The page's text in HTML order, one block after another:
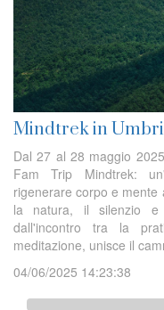
Mindtrek in
Dal 27 al 28 maggio
Fam Trip Mindtrek:
rigenerare corpo e mente
la natura, il silenzio e
dall'incontro tra la
meditazione, unisce il
04/06/2025 14:23:38